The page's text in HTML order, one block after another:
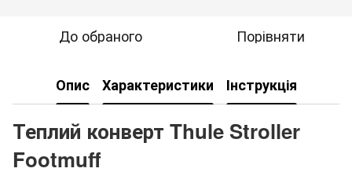
До обраного Порівняти
Опис Характеристики Інструкція
Теплий конверт Thule Stroller
Footmuff